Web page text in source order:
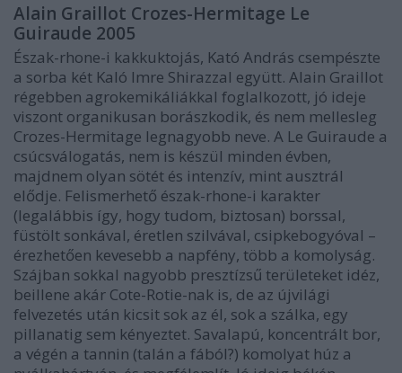
Alain Graillot Crozes-Hermitage Le
Guiraude 2005
Észak-rhone-i kakkuktojás, Kató András csempészte
a sorba két Kaló Imre Shirazzal együtt. Alain Graillot
régebben agrokemikáliákkal foglalkozott, jó ideje
viszont organikusan borászkodik, és nem mellesleg
Crozes-Hermitage legnagyobb neve. A Le Guiraude a
csúcsválogatás, nem is készül minden évben,
majdnem olyan sötét és intenzív, mint ausztrál
elődje. Felismerhető észak-rhone-i karakter
(legalábbis így, hogy tudom, biztosan) borssal,
füstölt sonkával, éretlen szilvával, csipkebogyóval –
érezhetően kevesebb a napfény, több a komolyság.
Szájban sokkal nagyobb presztízsű területeket idéz,
beillene akár Cote-Rotie-nak is, de az újvilági
felvezetés után kicsit sok az él, sok a szálka, egy
pillanatig sem kényeztet. Savalapú, koncentrált bor,
a végén a tannin (talán a fából?) komolyat húz a